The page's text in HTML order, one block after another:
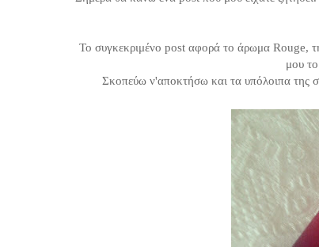
Το συγκεκριμένο post αφορά το άρωμα Rouge,
μου
Σκοπεύω ν'αποκτήσω και τα υπόλοιπα της